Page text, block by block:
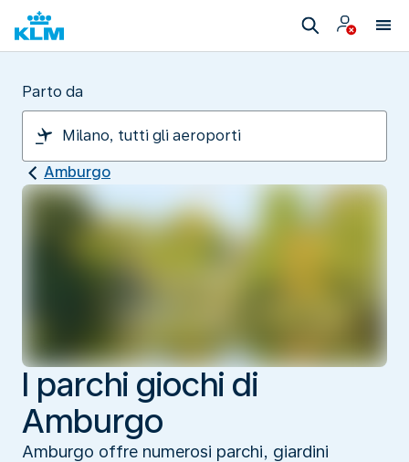
Parto da
Amburgo
I parchi giochi di
Amburgo
Amburgo offre numerosi parchi, giardini